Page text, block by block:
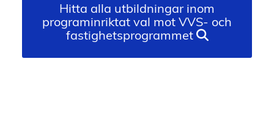
Hitta alla utbildningar inom
programinriktat val mot VVS- och
fastighetsprogrammet